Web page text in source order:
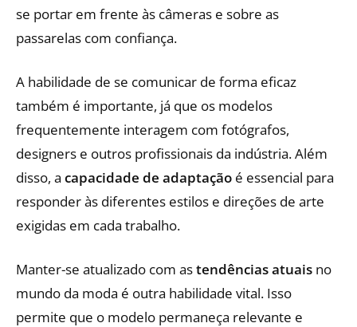
se portar em frente às câmeras e sobre as
passarelas com confiança.
A habilidade de se comunicar de forma eficaz
também é importante, já que os modelos
frequentemente interagem com fotógrafos,
designers e outros profissionais da indústria. Além
disso, a capacidade de adaptação é essencial para
responder às diferentes estilos e direções de arte
exigidas em cada trabalho.
Manter-se atualizado com astendências atuais no
mundo da moda é outra habilidade vital. Isso
permite que o modelo permaneça relevante e